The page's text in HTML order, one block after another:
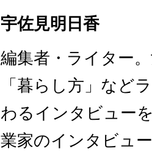
宇佐見明日香
編集者・ライター
「暮らし方」など
わるインタビュー
業家のインタビュ